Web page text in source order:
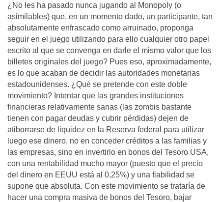
¿No les ha pasado nunca jugando al Monopoly (o
asimilables) que, en un momento dado, un participante, tan
absolutamente enfrascado como arruinado, proponga
seguir en el juego utilizando para ello cualquier otro papel
escrito al que se convenga en darle el mismo valor que los
billetes originales del juego? Pues eso, aproximadamente,
es lo que acaban de decidir las autoridades monetarias
estadounidenses. ¿Qué se pretende con este doble
movimiento? Intentar que las grandes instituciones
financieras relativamente sanas (las zombis bastante
tienen con pagar deudas y cubrir pérdidas) dejen de
atiborrarse de liquidez en la Reserva federal para utilizar
luego ese dinero, no en conceder créditos a las familias y
las empresas, sino en invertirlo en bonos del Tesoro USA,
con una rentabilidad mucho mayor (puesto que el precio
del dinero en EEUU está al 0,25%) y una fiabilidad se
supone que absoluta. Con este movimiento se trataría de
hacer una compra masiva de bonos del Tesoro, bajar